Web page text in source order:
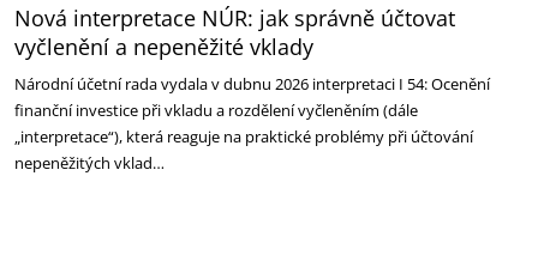
Nová interpretace NÚR: jak správně účtovat
vyčlenění a nepeněžité vklady
Národní účetní rada vydala v dubnu 2026 interpretaci I 54: Ocenění
finanční investice při vkladu a rozdělení vyčleněním (dále
„interpretace“), která reaguje na praktické problémy při účtování
nepeněžitých vklad…